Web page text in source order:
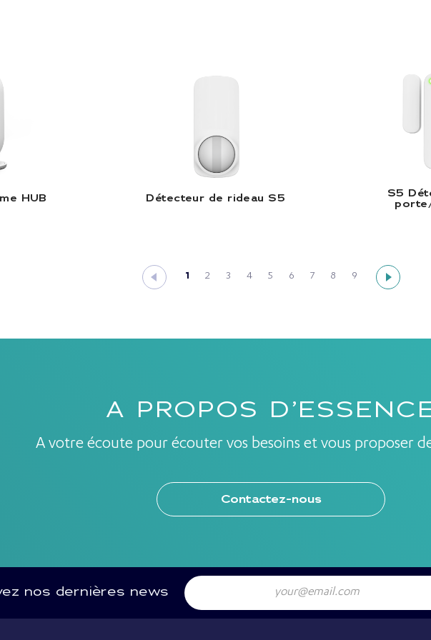
HUB
Home HUB |
la suite
Détecteur de rideau S5
Détecteur de rideau S5 |
Lire la suite
S5
A PROPOS
A votre écoute pour écouter vos besoins et vous proposer
Contactez-nous
nos dernières news
Email